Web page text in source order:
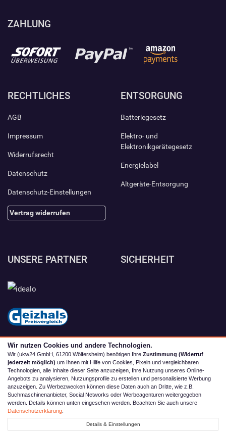
ZAHLUNG
RECHTLICHES
AGB
Impressum
Widerrufsrecht
Datenschutz
Datenschutz-Einstellungen
Vertrag widerrufen
ENTSORGUNG
Batteriegesetz
Elektro- und
Elektronikgerätegesetz
Energielabel
Altgeräte-Entsorgung
UNSERE PARTNER SICHERHEIT
Alle Preise inkl. MwSt. zzgl. Versand | *) Unverbindliche
Wir nutzen Cookies und andere Technologien.
Wir (ukw24 GmbH, 61200 Wölfersheim) benötigen Ihre Zustimmung (Widerruf
jederzeit möglich) um Ihnen mit Hilfe von Cookies, Pixeln und vergleichbaren
Technologien, alle Inhalte dieser Seite anzuzeigen, Ihre Nutzung unseres Online-
Angebots zu analysieren, Nutzungsprofile zu erstellen und personalisierte Werbung
anzuzeigen. Zu Werbezwecken können diese Daten auch an Dritte, wie z.B.
Suchmaschinenanbieter, Social Networks oder Werbeagenturen weitergegeben
werden. Details können unten eingesehen werden. Beachten Sie auch unsere
Datenschutzerklärung
Details & Einstellungen